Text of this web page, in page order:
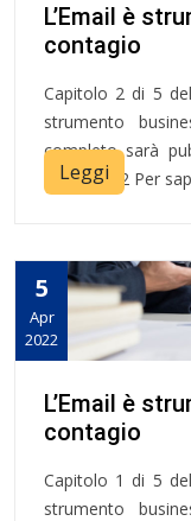
L’Email è
contagio
Capitolo 2 di 5
strumento
completo sarà
Aprile 2022 Per
Leggi
5
Apr
2022
L’Email è
contagio
Capitolo 1 di 5
strumento